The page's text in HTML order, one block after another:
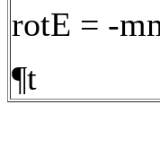
rotE = -
¶t